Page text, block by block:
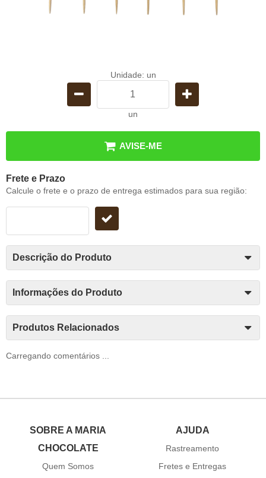
Unidade: un
un
AVISE-ME
Frete e Prazo
Calcule o frete e o prazo de entrega estimados para sua região:
Descrição do Produto
Informações do Produto
Produtos Relacionados
Carregando comentários ...
SOBRE A MARIA
CHOCOLATE
Quem Somos
AJUDA
Rastreamento
Fretes e Entregas